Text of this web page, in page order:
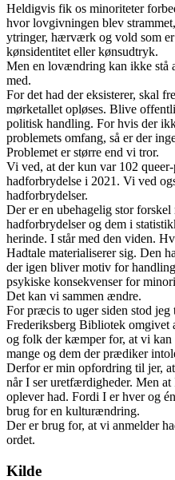
Heldigvis fik os minoriteter
hvor lovgivningen blev
ytringer, hærværk og vold som
kønsidentitet eller kønsudtryk.
Men en lovændring kan ikke stå
med.
For det had der eksisterer, skal
mørketallet opløses. Blive
politisk handling. For hvis der
problemets omfang, så er der
Problemet er større end vi tror.
Vi ved, at der kun var 102
hadforbrydelse i 2021. Vi ved
hadforbrydelser.
Der er en ubehagelig stor
hadforbrydelser og dem i
herinde. I står med den viden.
Hadtale materialiserer sig. Den
der igen bliver motiv for
psykiske konsekvenser for
Det kan vi sammen ændre.
For præcis to uger siden stod jeg
Frederiksberg Bibliotek
og folk der kæmper for, at vi
mange og dem der prædiker
Derfor er min opfordring til jer,
når I ser uretfærdigheder. Men
oplever had. Fordi I er hver og
brug for en kulturændring.
Der er brug for, at vi anmelder
ordet.
Kilde